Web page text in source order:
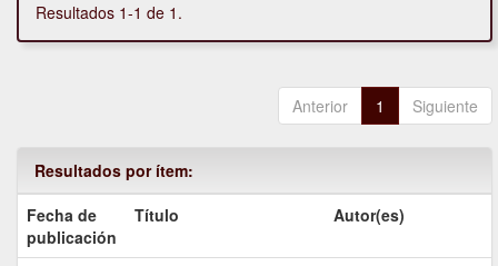
Resultados 1-1 de 1.
Anterior 1 Siguiente
Resultados por ítem:
Fecha de
publicación
Título Autor(es)